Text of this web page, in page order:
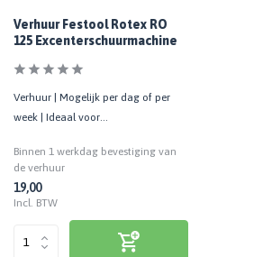
Verhuur Festool Rotex RO
125 Excenterschuurmachine
Verhuur | Mogelijk per dag of per
week | Ideaal voor
Binnen 1 werkdag bevestiging van
de verhuur
19,00
Incl. BTW